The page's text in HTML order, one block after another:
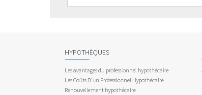
HYPOTHÈQUES
Les avantages du professionnel hypothécaire
Les Coûts D’un Professionnel Hypothécaire
Renouvellement hypothécaire